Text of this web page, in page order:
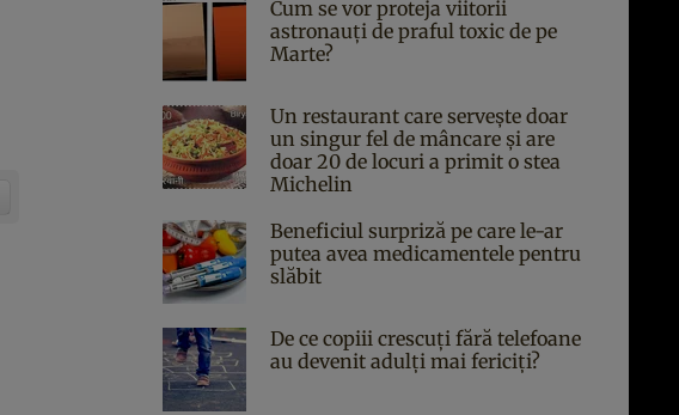
Cum se vor proteja viitorii
astronauți de praful toxic de pe
Marte?
Un restaurant care servește doar
un singur fel de mâncare și are
doar 20 de locuri a primit o stea
Michelin
Beneficiul surpriză pe care le-ar
putea avea medicamentele pentru
slăbit
De ce copiii crescuți fără telefoane
au devenit adulți mai fericiți?